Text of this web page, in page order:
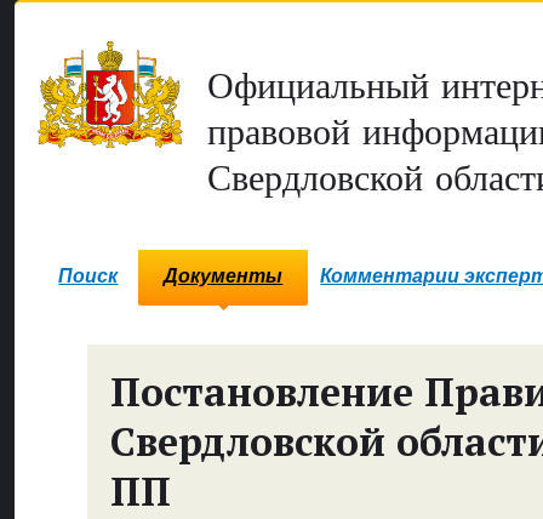
Официальный
правовой
Свердловской
Поиск Документы Комментарии
Постановление
Свердловской
ПП